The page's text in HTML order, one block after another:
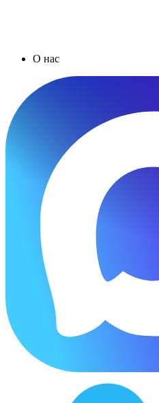
О нас